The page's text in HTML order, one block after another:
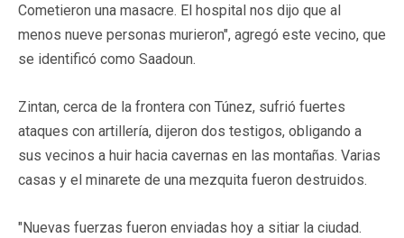
Cometieron una masacre. El hospital nos dijo que al
menos nueve personas murieron", agregó este vecino, que
se identificó como Saadoun.
Zintan, cerca de la frontera con Túnez, sufrió fuertes
ataques con artillería, dijeron dos testigos, obligando a
sus vecinos a huir hacia cavernas en las montañas. Varias
casas y el minarete de una mezquita fueron destruidos.
"Nuevas fuerzas fueron enviadas hoy a sitiar la ciudad.